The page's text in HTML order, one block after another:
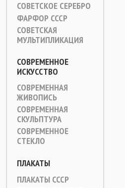
СОВЕТСКОЕ СЕРЕБРО
ФАРФОР СССР
СОВЕТСКАЯ
МУЛЬТИПЛИКАЦИЯ
СОВРЕМЕННОЕ
ИСКУССТВО
СОВРЕМЕННАЯ
ЖИВОПИСЬ
СОВРЕМЕННАЯ
СКУЛЬПТУРА
СОВРЕМЕННОЕ
СТЕКЛО
ПЛАКАТЫ
ПЛАКАТЫ СССР